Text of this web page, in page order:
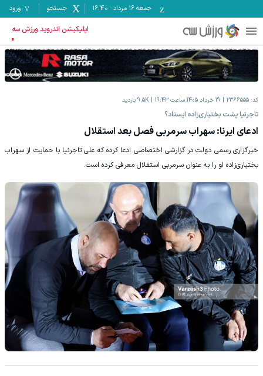
جمعه ۱۶ مرداد -
16:40 جستجو ورود
اپلیکیشن اندروید ورزش سه
کد: 2366555 19 خرداد 1405 ساعت 19:43 9.5K بازدید
تاجرنیا پشت بختیاری‌زاده ایستاد؟
ادعای ایرنا: سهراب سرمربی فصل بعد استقلال
خبرگزاری رسمی دولت در گزارشی اختصاصی ادعا کرده که علی تاجرنیا با حمایت از سهراب
بختیاری‌زاده او را به عنوان سرمربی استقلال معرفی کرده است.